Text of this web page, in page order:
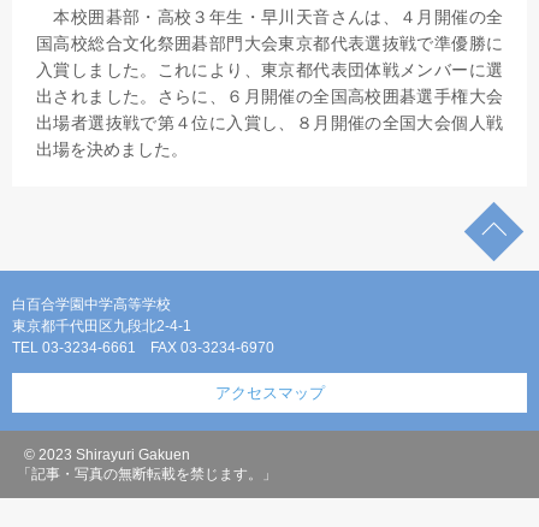
本校囲碁部・高校３年生・早川天音さんは、４月開催の全
国高校総合文化祭囲碁部門大会東京都代表選抜戦で準優勝に
入賞しました。これにより、東京都代表団体戦メンバーに選
出されました。さらに、６月開催の全国高校囲碁選手権大会
出場者選抜戦で第４位に入賞し、８月開催の全国大会個人戦
出場を決めました。
白百合学園中学高等学校
東京都千代田区九段北2-4-1
TEL 03-3234-6661
FAX 03-3234-6970
アクセスマップ
© 2023 Shirayuri Gakuen
「記事・写真の無断転載を禁じます。」